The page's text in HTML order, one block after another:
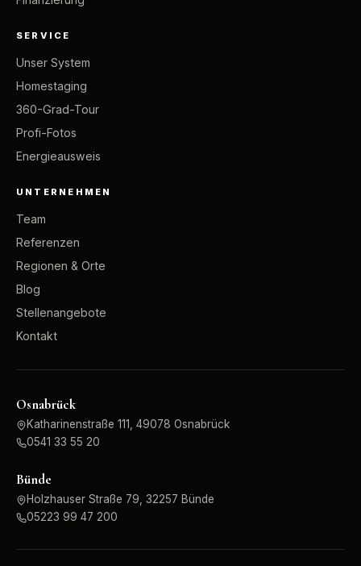
SERVICE
Unser System
Homestaging
360-Grad-Tour
Profi-Fotos
Energieausweis
UNTERNEHMEN
Team
Referenzen
Regionen & Orte
Blog
Stellenangebote
Kontakt
Osnabrück
Katharinenstraße 111, 49078 Osnabrück
0541 33 55 20
Bünde
Holzhauser Straße 79, 32257 Bünde
05223 99 47 200